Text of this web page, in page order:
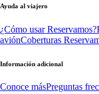
Ayuda al viajero
¿Cómo usar Reservamos?
aviónCoberturas
Información adicional
Conoce másPreguntas